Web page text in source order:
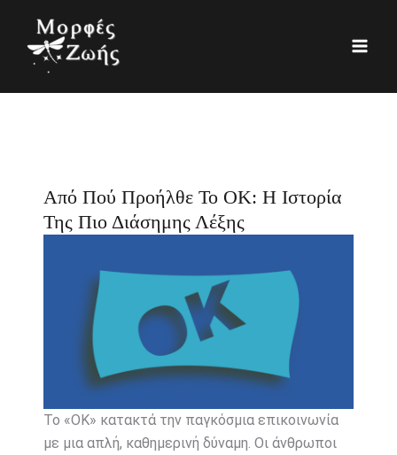
περιεχόμενο
Από Πού Προήλθε Το ΟΚ: Η Ιστορία
Της Πιο Διάσημης Λέξης
Το «ΟΚ» κατακτά την παγκόσμια επικοινωνία
με μια απλή, καθημερινή δύναμη. Οι άνθρωποι
α
η
σ
ο